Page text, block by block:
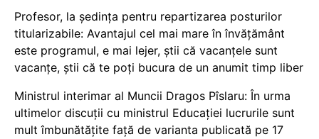
Profesor, la ședința pentru repartizarea posturilor
titularizabile: Avantajul cel mai mare în învățământ
este programul, e mai lejer, știi că vacanțele sunt
vacanţe, știi că te poți bucura de un anumit timp liber
Ministrul interimar al Muncii Dragos Pîslaru: În urma
ultimelor discuții cu ministrul Educației lucrurile sunt
mult îmbunătățite față de varianta publicată pe 17